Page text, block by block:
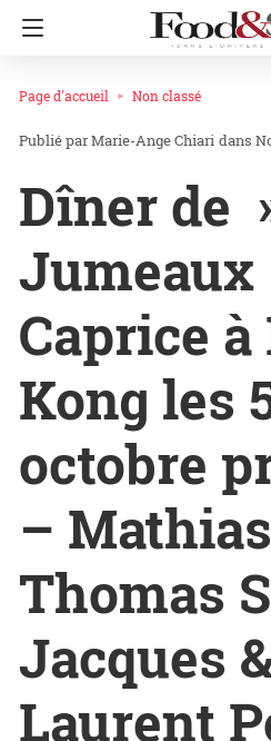
Page d'accueil Non classé
Marie-Ange Chiari dans
Dîner de
Jumeaux
Caprice à
Kong les
octobre
–
Thomas
Jacques
Laurent